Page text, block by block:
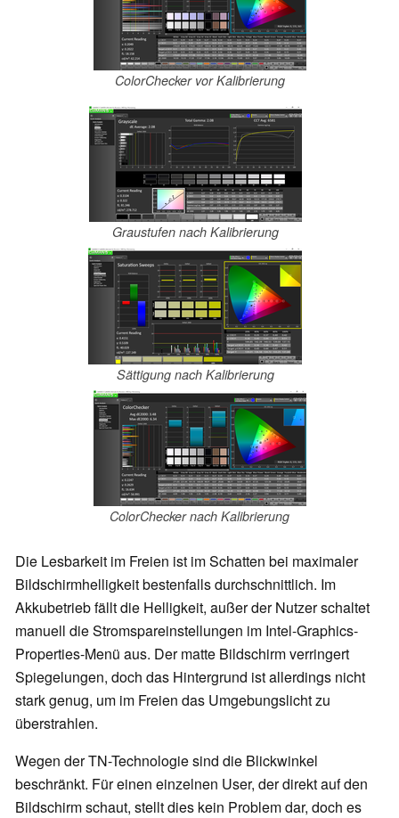
ColorChecker vor Kalibrierung
Graustufen nach Kalibrierung
Sättigung nach Kalibrierung
ColorChecker nach Kalibrierung
Die Lesbarkeit im Freien ist im Schatten bei maximaler
Bildschirmhelligkeit bestenfalls durchschnittlich. Im
Akkubetrieb fällt die Helligkeit, außer der Nutzer schaltet
manuell die Stromspareinstellungen im Intel-Graphics-
Properties-Menü aus. Der matte Bildschirm verringert
Spiegelungen, doch das Hintergrund ist allerdings nicht
stark genug, um im Freien das Umgebungslicht zu
überstrahlen.
Wegen der TN-Technologie sind die Blickwinkel
beschränkt. Für einen einzelnen User, der direkt auf den
Bildschirm schaut, stellt dies kein Problem dar, doch es